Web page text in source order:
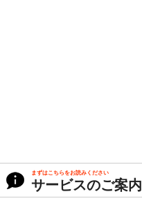
まずはこちらをお読みください
サービスのご案内